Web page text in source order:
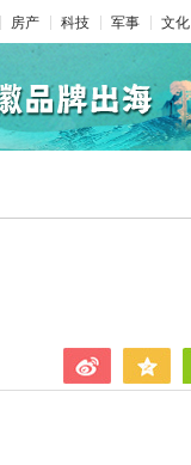
房产 科技 军事 文化